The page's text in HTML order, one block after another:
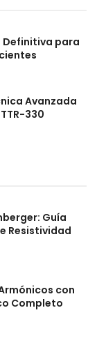
Definitiva para
Avanzada
330
Guía
Resistividad
con
Completo